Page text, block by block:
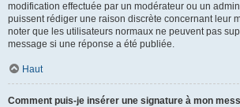
modification effectuée par un modérateur ou un
puissent rédiger une raison discrète concernant leur
noter que les utilisateurs normaux ne peuvent pas
message si une réponse a été publiée.
Haut
Comment puis-je insérer une signature à mon